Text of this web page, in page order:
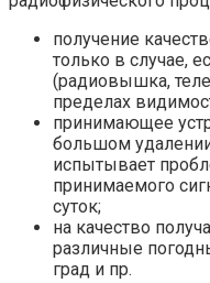
получение
только в случае,
(радиовышка,
пределах
принимающее
большом
испытывает
принимаемого
суток;
на качество
различные
град и пр.